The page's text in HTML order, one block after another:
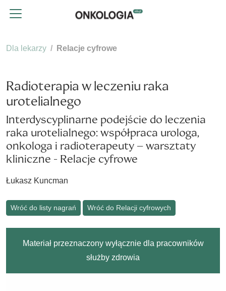
Dla lekarzy Relacje cyfrowe
Radioterapia w leczeniu raka
urotelialnego
Interdyscyplinarne podejście do leczenia
raka urotelialnego: współpraca urologa,
onkologa i radioterapeuty – warsztaty
kliniczne - Relacje cyfrowe
Łukasz Kuncman
Wróć do listy nagrań Wróć do Relacji cyfrowych
Materiał przeznaczony wyłącznie dla pracowników
służby zdrowia